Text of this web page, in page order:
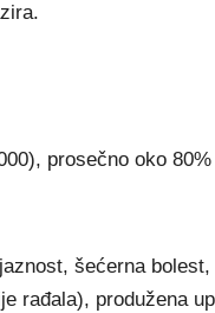
prosečno oko
šećerna
rađala), produžena